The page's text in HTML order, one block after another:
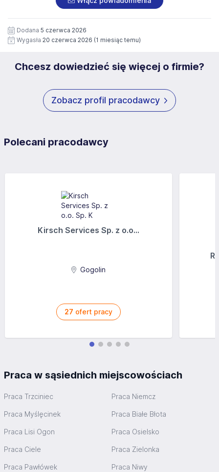
siedziby administratora.
https://www.workprofit.pl/klauzula-informacyjna.html
wizerunku), na potrzeby przyszłych rekrutacji przez okres
12 miesięcy. Zgoda jest dobrowolna i może być w każdym
czasie wycofana.
Dodana 5 czerwca 2026
Wygasła 20 czerwca 2026 (1 miesiąc temu)
Chcesz dowiedzieć się więcej o firmie?
Zobacz profil pracodawcy
Polecani pracodawcy
Kirsch Services Sp. z o.o...
Gogolin
27 ofert pracy
Praca w sąsiednich miejscowościach
Praca Trzciniec Praca Niemcz
Praca Myślęcinek Praca Białe Błota
Praca Lisi Ogon Praca Osielsko
Praca Ciele Praca Zielonka
Praca Pawłówek Praca Niwy